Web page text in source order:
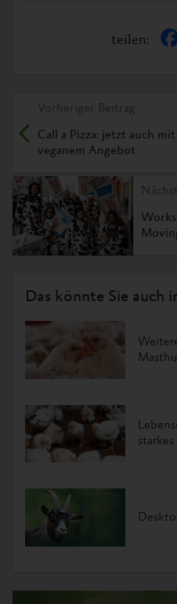
teilen:
Vorheriger Beitrag
Call a Pizza: jetzt auch mit
veganem Angebot
Das könnte Sie auch